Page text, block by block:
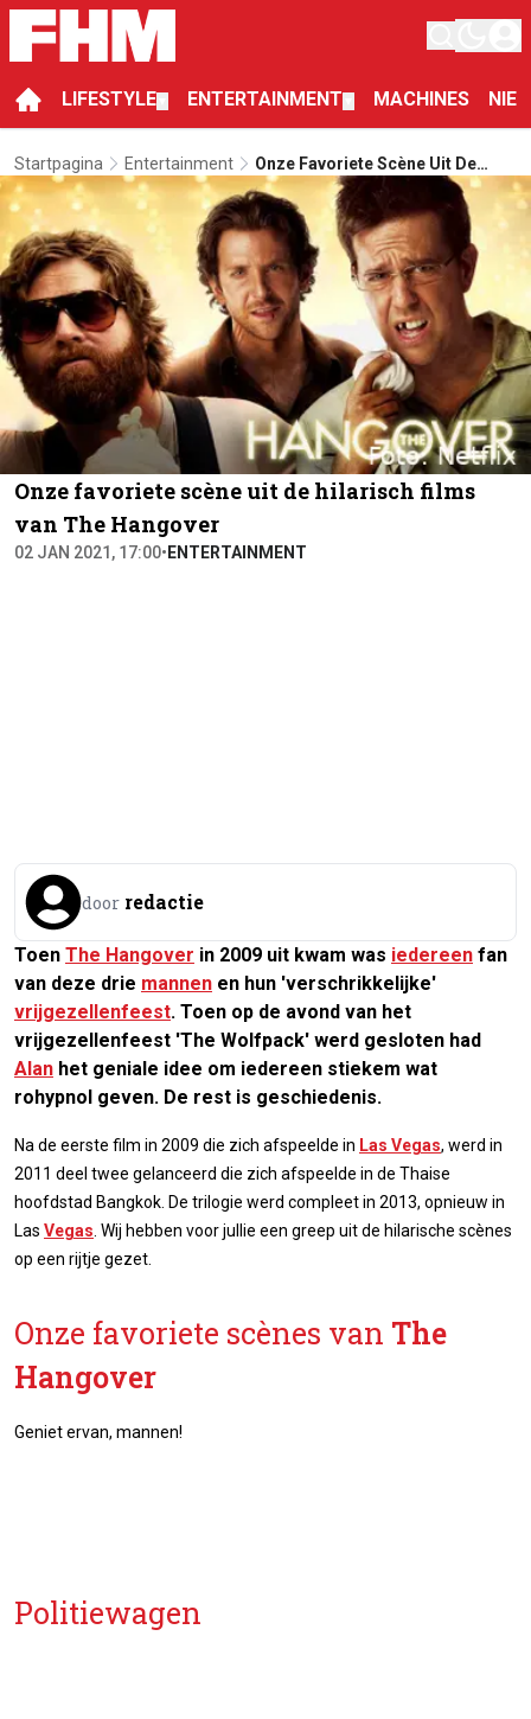
LIFESTYLE ENTERTAINMENT MACHINES
Startpagina Entertainment
Onze Favoriete Scène Uit De
Hilarisch Films Van The
Hangover
Onze favoriete scène uit de hilarisch films
van The Hangover
02 JAN 2021, 17:00• ENTERTAINMENT
door redactie
Toen The Hangover in 2009 uit kwam was iedereen fan
van deze drie mannen en hun 'verschrikkelijke'
vrijgezellenfeest. Toen op de avond van het
vrijgezellenfeest 'The Wolfpack' werd gesloten had
Alan het geniale idee om iedereen stiekem wat
rohypnol geven. De rest is geschiedenis.
Na de eerste film in 2009 die zich afspeelde in Las Vegas, werd in
2011 deel twee gelanceerd die zich afspeelde in de Thaise
hoofdstad Bangkok. De trilogie werd compleet in 2013, opnieuw in
Las Vegas . Wij hebben voor jullie een greep uit de hilarische scènes
op een rijtje gezet.
Onze favoriete scènes van The
Hangover
Geniet ervan, mannen!
Politiewagen